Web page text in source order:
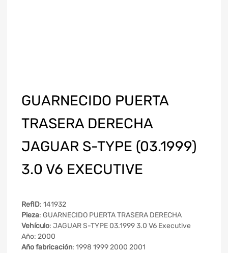
GUARNECIDO PUERTA
TRASERA DERECHA
JAGUAR S-TYPE (03.1999)
3.0 V6 EXECUTIVE
RefID: 141932
Pieza: GUARNECIDO PUERTA TRASERA DERECHA
Vehículo: JAGUAR S-TYPE 03.1999 3.0 V6 Executive
Año: 2000
Año fabricación: 1998 1999 2000 2001